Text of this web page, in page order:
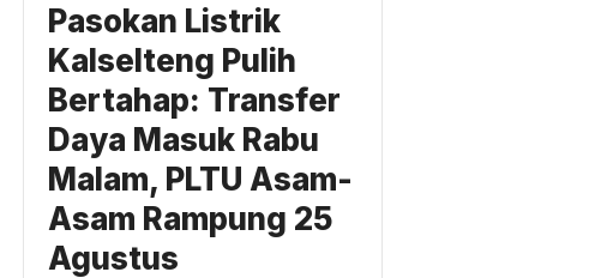
Pasokan Listrik
Kalselteng Pulih
Bertahap: Transfer
Daya Masuk Rabu
Malam, PLTU Asam-
Asam Rampung 25
Agustus